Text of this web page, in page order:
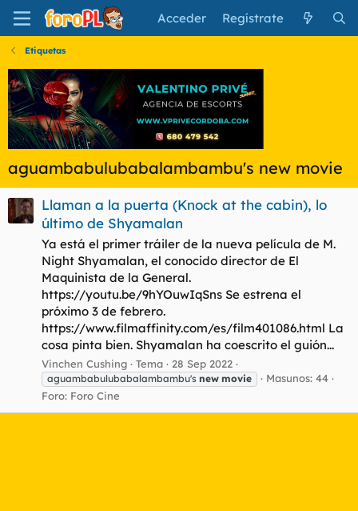
Acceder Regístrate
Etiquetas
aguambabulubabalambambu's new movie
Llaman a la puerta (Knock at the cabin), lo
último de Shyamalan
Ya está el primer tráiler de la nueva película de M.
Night Shyamalan, el conocido director de El
Maquinista de la General.
https://youtu.be/9hYOuwIqSns Se estrena el
próximo 3 de febrero.
https://www.filmaffinity.com/es/film401086.html La
cosa pinta bien. Shyamalan ha coescrito el guión...
Vinchen Cushing Tema 28 Sep 2022
aguambabulubabalambambu's new movie
Masunos: 44
Foro: Foro Cine